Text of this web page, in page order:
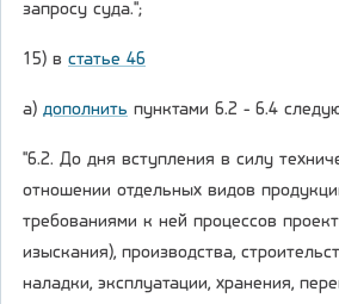
запросу суда.";
15) в статье 46
а) дополнить пунктами 6.2 - 6.4
"6.2. До дня вступления в силу
отношении отдельных видов
требованиями к ней процессов
изыскания), производства,
наладки, эксплуатации, хранения,